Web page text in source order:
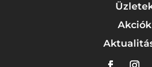
Akciók